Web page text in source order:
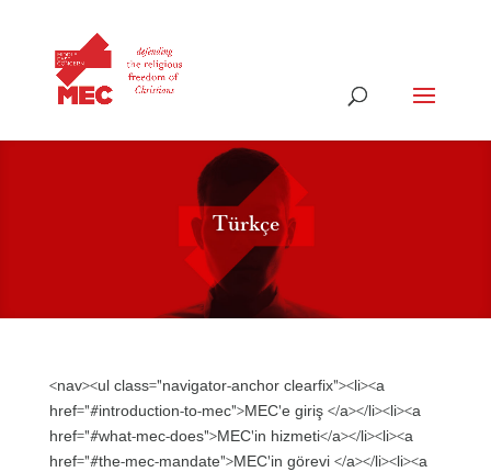
Türkçe
<nav><ul class="navigator-anchor clearfix"><li><a
href="#introduction-to-mec">MEC'e giriş </a></li><li><a
href="#what-mec-does">MEC'in hizmeti</a></li><li><a
href="#the-mec-mandate">MEC'in görevi </a></li><li><a